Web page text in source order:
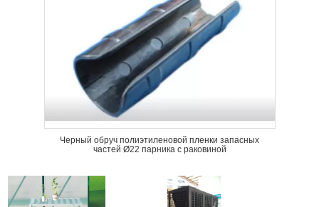
Черный обруч полиэтиленовой пленки запасных
частей Ø22 парника с раковиной